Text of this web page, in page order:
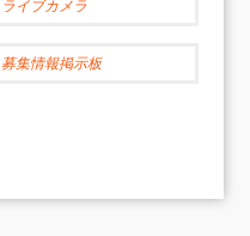
ライブカメラ
募集情報掲示板